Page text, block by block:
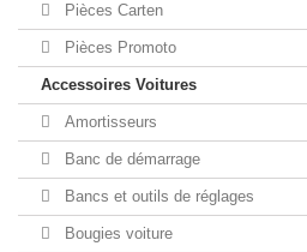
Pièces Carten
Pièces Promoto
Accessoires Voitures
Amortisseurs
Banc de démarrage
Bancs et outils de réglages
Bougies voiture